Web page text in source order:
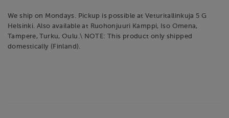
We ship on Mondays. Pickup is possible at Veturitallinkuja 5 G
Helsinki. Also available at Ruohonjuuri Kamppi, Iso Omena,
Tampere, Turku, Oulu.\ NOTE: This product only shipped
domestically (Finland).